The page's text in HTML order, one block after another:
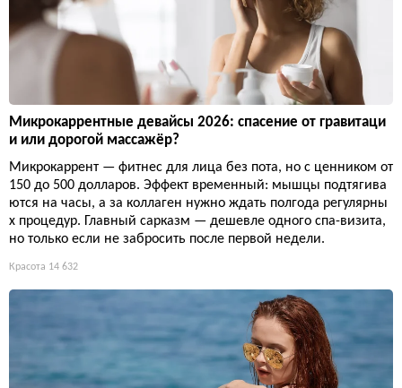
Микрокаррентные девайсы 2026: спасение от гравитаци
и или дорогой массажёр?
Микрокаррент — фитнес для лица без пота, но с ценником от
150 до 500 долларов. Эффект временный: мышцы подтягива
ются на часы, а за коллаген нужно ждать полгода регулярны
х процедур. Главный сарказм — дешевле одного спа-визита,
но только если не забросить после первой недели.
Красота 14 632